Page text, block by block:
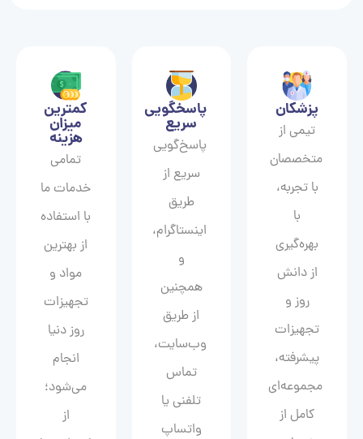
پزشکان
تیمی از
متخصصان
با تجربه،
با
بهره‌گیری
از دانش
روز و
تجهیزات
پیشرفته،
مجموعه‌ای
کامل از
پاسخگویی
سریع
پاسخ‌گویی
سریع از
طریق
اینستاگرام،
و
همچنین
از طریق
وب‌سایت،
تماس
تلفنی یا
واتساپ
کمترین
میزان
هزینه
تمامی
خدمات ما
با استفاده
از بهترین
مواد و
تجهیزات
روز دنیا
انجام
می‌شود؛
از